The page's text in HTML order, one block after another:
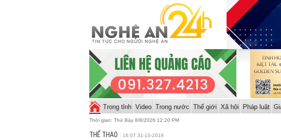
Trong tỉnh Video Trong nước Thế giới Xã hội Pháp luật
Thời gian: Thứ Bảy 8/8/2026 12:20 PM
THỂ THAO 16:07 31-10-2018